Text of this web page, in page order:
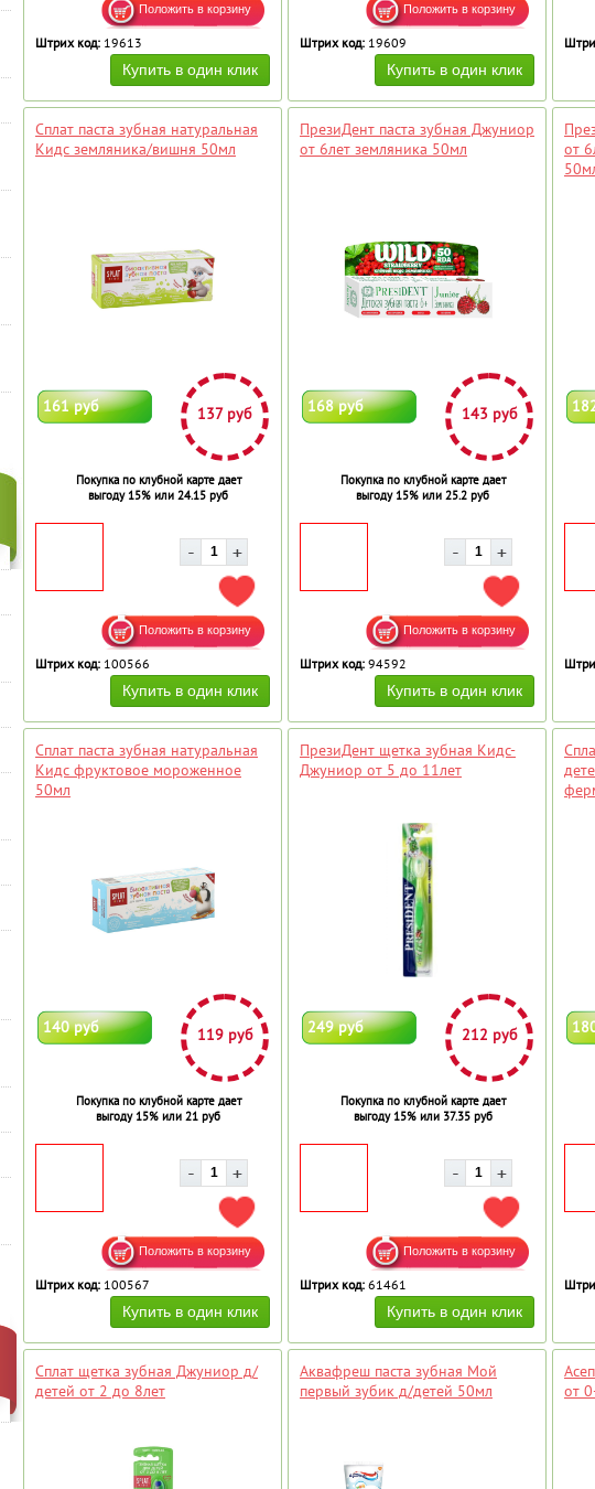
Штрих код: 19613 Штрих код: 19609
Сплат паста зубная натуральная
Кидс земляника/вишня 50мл
161 руб 137 руб
Покупка по клубной карте дает
выгоду 15% или 24.15 руб
ДОБАВИТЬ В ИЗБРАННОЕ
Штрих код: 100566
ПрезиДент паста зубная Джуниор
от 6лет земляника 50мл
168 руб 143 руб
Покупка по клубной карте дает
выгоду 15% или 25.2 руб
ДОБАВИТЬ В
Штрих код: 94592
от
Сплат паста зубная натуральная
Кидс фруктовое мороженное
50мл
140 руб 119 руб
Покупка по клубной карте дает
выгоду 15% или 21 руб
ДОБАВИТЬ В ИЗБРАННОЕ
Штрих код: 100567
ПрезиДент щетка зубная Кидс-
Джуниор от 5 до 11лет
249 руб 212 руб
Покупка по клубной карте дает
выгоду 15% или 37.35 руб
ДОБАВИТЬ В
Штрих код: 61461
Сплат щетка зубная Джуниор д/
детей от 2 до 8лет
Аквафреш паста зубная Мой
первый зубик д/детей 50мл
от